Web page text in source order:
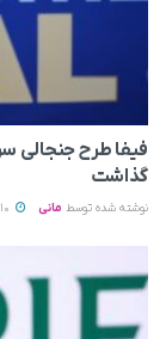
گذاشت
نوشته شده توسط مانی